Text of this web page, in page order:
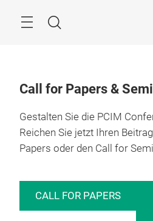
Suche
Call for Papers &
Gestalten Sie die PCIM
Reichen Sie jetzt Ihren
Papers oder den Call for
CALL FOR PAPERS